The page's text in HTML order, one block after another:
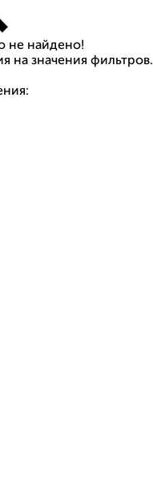
не найдено!
на значения фильтров.